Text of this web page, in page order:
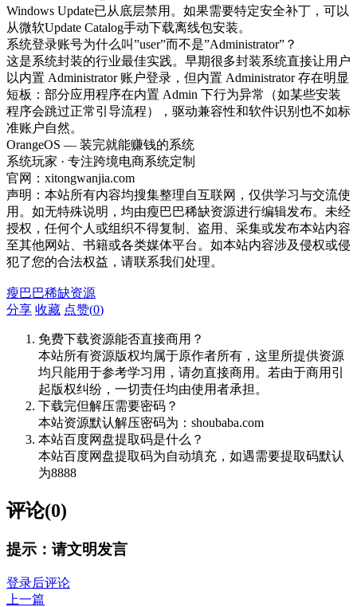
Windows Update已从底层禁用。如果需要特定安全补丁，可以
从微软Update Catalog手动下载离线包安装。
系统登录账号为什么叫”user”而不是”Administrator”？
这是系统封装的行业最佳实践。早期很多封装系统直接让用户
以内置 Administrator 账户登录，但内置 Administrator 存在明显
短板：部分应用程序在内置 Admin 下行为异常（如某些安装
程序会跳过正常引导流程），驱动兼容性和软件识别也不如标
准账户自然。
OrangeOS — 装完就能赚钱的系统
系统玩家 · 专注跨境电商系统定制
官网：xitongwanjia.com
声明：本站所有内容均搜集整理自互联网，仅供学习与交流使
用。如无特殊说明，均由瘦巴巴稀缺资源进行编辑发布。未经
授权，任何个人或组织不得复制、盗用、采集或发布本站内容
至其他网站、书籍或各类媒体平台。如本站内容涉及侵权或侵
犯了您的合法权益，请联系我们处理。
瘦巴巴稀缺资源
分享 收藏 点赞(0)
免费下载资源能否直接商用？
本站所有资源版权均属于原作者所有，这里所提供资源
均只能用于参考学习用，请勿直接商用。若由于商用引
起版权纠纷，一切责任均由使用者承担。
下载完但解压需要密码？
本站资源默认解压密码为：shoubaba.com
本站百度网盘提取码是什么？
本站百度网盘提取码为自动填充，如遇需要提取码默认
为8888
评论(0)
提示：请文明发言
登录后评论
上一篇